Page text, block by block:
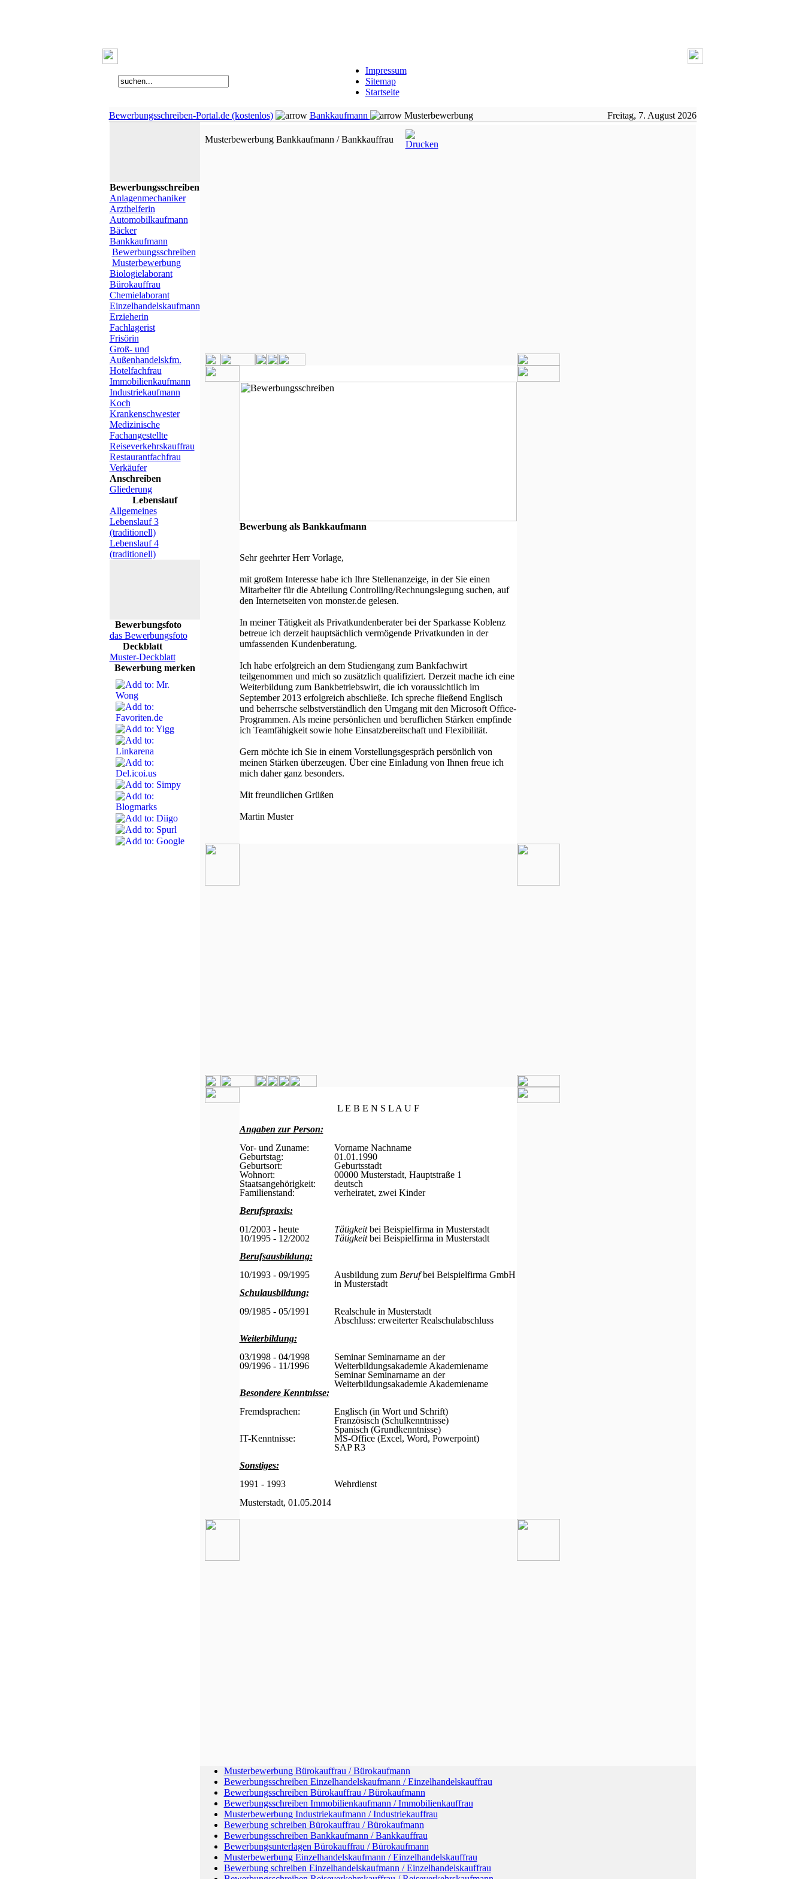
Impressum
Sitemap
Startseite
Bewerbungsschreiben-Portal.de (kostenlos) Bankkaufmann Musterbewerbung Freitag, 7. August 2026
Bewerbungsschreiben
Anlagenmechaniker
Arzthelferin
Automobilkaufmann
Bäcker
Bankkaufmann
Bewerbungsschreiben
Musterbewerbung
Biologielaborant
Bürokauffrau
Chemielaborant
Einzelhandelskaufmann
Erzieherin
Fachlagerist
Frisörin
Groß- und
Außenhandelskfm.
Hotelfachfrau
Immobilienkaufmann
Industriekaufmann
Koch
Krankenschwester
Medizinische
Fachangestellte
Reiseverkehrskauffrau
Restaurantfachfrau
Verkäufer
Anschreiben
Gliederung
Lebenslauf
Allgemeines
Lebenslauf 3
(traditionell)
Lebenslauf 4
(traditionell)
Bewerbungsfoto
das Bewerbungsfoto
Deckblatt
Muster-Deckblatt
Bewerbung merken
Musterbewerbung Bankkaufmann / Bankkauffrau
Bewerbung als Bankkaufmann
Sehr geehrter Herr Vorlage,
mit großem Interesse habe ich Ihre Stellenanzeige, in der Sie einen
Mitarbeiter für die Abteilung Controlling/Rechnungslegung suchen, auf
den Internetseiten von monster.de gelesen.
In meiner Tätigkeit als Privatkundenberater bei der Sparkasse Koblenz
betreue ich derzeit hauptsächlich vermögende Privatkunden in der
umfassenden Kundenberatung.
Ich habe erfolgreich an dem Studiengang zum Bankfachwirt
teilgenommen und mich so zusätzlich qualifiziert. Derzeit mache ich eine
Weiterbildung zum Bankbetriebswirt, die ich voraussichtlich im
September 2013 erfolgreich abschließe. Ich spreche fließend Englisch
und beherrsche selbstverständlich den Umgang mit den Microsoft Office-
Programmen. Als meine persönlichen und beruflichen Stärken empfinde
ich Teamfähigkeit sowie hohe Einsatzbereitschaft und Flexibilität.
Gern möchte ich Sie in einem Vorstellungsgespräch persönlich von
meinen Stärken überzeugen. Über eine Einladung von Ihnen freue ich
mich daher ganz besonders.
Mit freundlichen Grüßen
Martin Muster
L E B E N S L A U F
Angaben zur Person:
Vor- und Zuname:
Geburtstag:
Geburtsort:
Wohnort:
Staatsangehörigkeit:
Familienstand:
Vorname Nachname
01.01.1990
Geburtsstadt
00000 Musterstadt, Hauptstraße 1
deutsch
verheiratet, zwei Kinder
Berufspraxis:
01/2003 - heute
10/1995 - 12/2002
Tätigkeitbei Beispielfirma in Musterstadt
Tätigkeitbei Beispielfirma in Musterstadt
Berufsausbildung:
10/1993 - 09/1995
Ausbildung zum Berufbei Beispielfirma GmbH
in Musterstadt
Schulausbildung:
09/1985 - 05/1991
Realschule in Musterstadt
Abschluss: erweiterter Realschulabschluss
Weiterbildung:
03/1998 - 04/1998
09/1996 - 11/1996
Seminar Seminarname an der
Weiterbildungsakademie Akademiename
Seminar Seminarname an der
Weiterbildungsakademie Akademiename
Besondere Kenntnisse:
Fremdsprachen:
IT-Kenntnisse:
Englisch (in Wort und Schrift)
Französisch (Schulkenntnisse)
Spanisch (Grundkenntnisse)
MS-Office (Excel, Word, Powerpoint)
SAP R3
Sonstiges:
1991 - 1993
Wehrdienst
Musterstadt, 01.05.2014
Musterbewerbung Bürokauffrau / Bürokaufmann
Bewerbungsschreiben Einzelhandelskaufmann / Einzelhandelskauffrau
Bewerbungsschreiben Bürokauffrau / Bürokaufmann
Bewerbungsschreiben Immobilienkaufmann / Immobilienkauffrau
Musterbewerbung Industriekaufmann / Industriekauffrau
Bewerbung schreiben Bürokauffrau / Bürokaufmann
Bewerbungsschreiben Bankkaufmann / Bankkauffrau
Bewerbungsunterlagen Bürokauffrau / Bürokaufmann
Musterbewerbung Einzelhandelskaufmann / Einzelhandelskauffrau
Bewerbung schreiben Einzelhandelskaufmann / Einzelhandelskauffrau